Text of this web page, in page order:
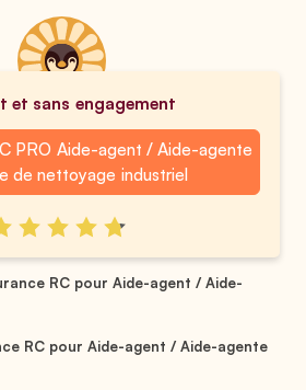
et sans engagement
PRO Aide-agent / Aide-agente
de nettoyage industriel
RC pour Aide-agent / Aide-
RC pour Aide-agent / Aide-agente